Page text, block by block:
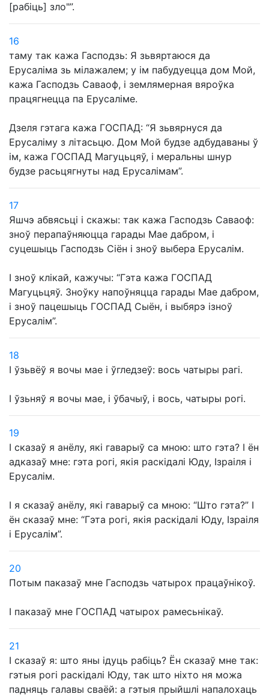
[рабіць] зло"”.
16
таму так кажа Гасподзь: Я зьвяртаюся да
Ерусаліма зь мілажалем; у ім пабудуецца дом Мой,
кажа Гасподзь Саваоф, і землямерная вяроўка
працягнецца па Ерусаліме.
Дзеля гэтага кажа ГОСПАД: “Я зьвярнуся да
Ерусаліму з літасьцю. Дом Мой будзе адбудаваны ў
ім, кажа ГОСПАД Магуцьцяў, і меральны шнур
будзе расьцягнуты над Ерусалімам”.
17
Яшчэ абвясьці і скажы: так кажа Гасподзь Саваоф:
зноў перапаўняюцца гарады Мае дабром, і
суцешыць Гасподзь Сіён і зноў выбера Ерусалім.
І зноў клікай, кажучы: “Гэта кажа ГОСПАД
Магуцьцяў. Зноўку напоўняцца гарады Мае дабром,
і зноў пацешыць ГОСПАД Сыён, і выбярэ ізноў
Ерусалім”.
18
І ўзьвёў я вочы мае і ўгледзеў: вось чатыры рагі.
І ўзьняў я вочы мае, і ўбачыў, і вось, чатыры рогі.
19
І сказаў я анёлу, які гаварыў са мною: што гэта? І ён
адказаў мне: гэта рогі, якія раскідалі Юду, Ізраіля і
Ерусалім.
І я сказаў анёлу, які гаварыў са мною: “Што гэта?” І
ён сказаў мне: “Гэта рогі, якія раскідалі Юду, Ізраіля
і Ерусалім”.
20
Потым паказаў мне Гасподзь чатырох працаўнікоў.
І паказаў мне ГОСПАД чатырох рамесьнікаў.
21
І сказаў я: што яны ідуць рабіць? Ён сказаў мне так:
гэтыя рогі раскідалі Юду, так што ніхто ня можа
падняць галавы сваёй: а гэтыя прыйшлі напалохаць